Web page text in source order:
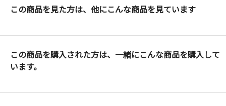
この商品を見た方は、他にこんな商品を見ています
この商品を購入された方は、一緒にこんな商品を購入して
います。